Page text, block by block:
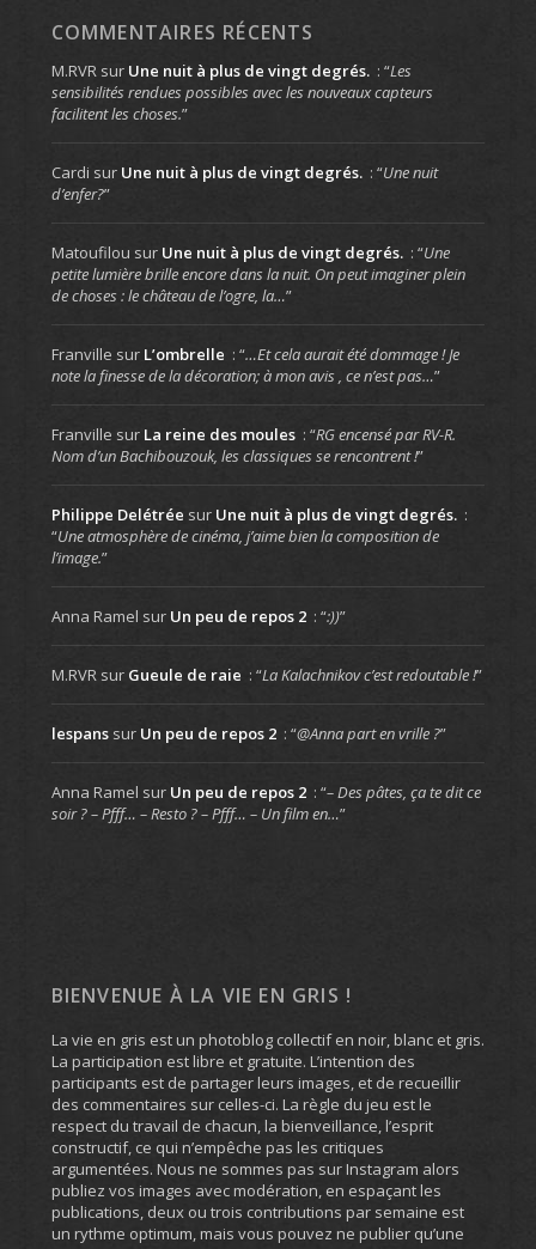
COMMENTAIRES RÉCENTS
M.RVRsur Une nuit à plus de vingt degrés. : “Les
sensibilités rendues possibles avec les nouveaux capteurs
facilitent les choses.”
Cardi sur Une nuit à plus de vingt degrés. : “Une nuit
d’enfer?”
Matoufilou sur Une nuit à plus de vingt degrés. : “Une
petite lumière brille encore dans la nuit. On peut imaginer plein
de choses : le château de l’ogre, la…”
Franville sur L’ombrelle : “…Et cela aurait été dommage ! Je
note la finesse de la décoration; à mon avis , ce n’est pas…”
Franville sur La reine des moules : “RG encensé par RV-R.
Nom d’un Bachibouzouk, les classiques se rencontrent !”
Philippe Delétrée sur Une nuit à plus de vingt degrés. :
“Une atmosphère de cinéma, j’aime bien la composition de
l’image.”
Anna Ramel sur Un peu de repos 2 : “:))”
M.RVRsur Gueule de raie : “La Kalachnikov c’est redoutable !”
lespanssur Un peu de repos 2 : “@Anna part en vrille ?”
Anna Ramel sur Un peu de repos 2 : “– Des pâtes, ça te dit ce
soir ? – Pfff… – Resto ? – Pfff… – Un film en…”
BIENVENUE À LA VIE EN GRIS !
La vie en gris est un photoblog collectif en noir, blanc et gris.
La participation est libre et gratuite. L’intention des
participants est de partager leurs images, et de recueillir
des commentaires sur celles-ci. La règle du jeu est le
respect du travail de chacun, la bienveillance, l’esprit
constructif, ce qui n’empêche pas les critiques
argumentées. Nous ne sommes pas sur Instagram alors
publiez vos images avec modération, en espaçant les
publications, deux ou trois contributions par semaine est
un rythme optimum, mais vous pouvez ne publier qu’une